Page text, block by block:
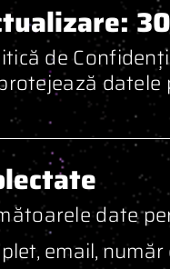
de
date
email,